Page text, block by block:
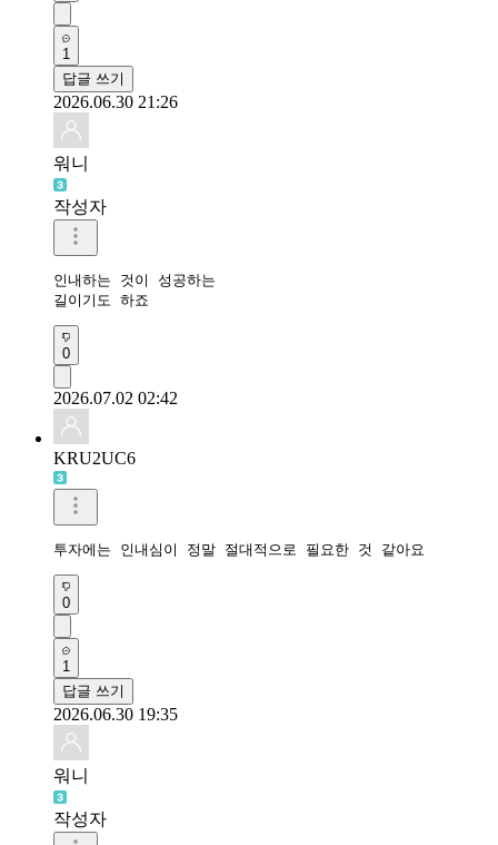
1
답글 쓰기
2026.06.30 21:26
워니
작성자
인내하는 것이 성공하는
길이기도 하죠
0
2026.07.02 02:42
KRU2UC6
투자에는 인내심이 정말 절대적으로 필요한 것 같아요
0
1
답글 쓰기
2026.06.30 19:35
워니
작성자